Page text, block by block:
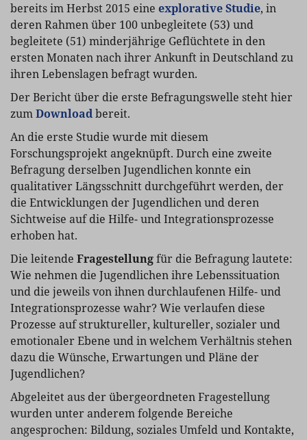
bereits im Herbst 2015 eine explorative Studie, in
deren Rahmen über 100 unbegleitete (53) und
begleitete (51) minderjährige Geflüchtete in den
ersten Monaten nach ihrer Ankunft in Deutschland zu
ihren Lebenslagen befragt wurden.
Der Bericht über die erste Befragungswelle steht hier
zumDownloadbereit.
An die erste Studie wurde mit diesem
Forschungsprojekt angeknüpft. Durch eine zweite
Befragung derselben Jugendlichen konnte ein
qualitativer Längsschnitt durchgeführt werden, der
die Entwicklungen der Jugendlichen und deren
Sichtweise auf die Hilfe- und Integrationsprozesse
erhoben hat.
Die leitende Fragestellungfür die Befragung lautete:
Wie nehmen die Jugendlichen ihre Lebenssituation
und die jeweils von ihnen durchlaufenen Hilfe- und
Integrationsprozesse wahr? Wie verlaufen diese
Prozesse auf struktureller, kultureller, sozialer und
emotionaler Ebene und in welchem Verhältnis stehen
dazu die Wünsche, Erwartungen und Pläne der
Jugendlichen?
Abgeleitet aus der übergeordneten Fragestellung
wurden unter anderem folgende Bereiche
angesprochen: Bildung, soziales Umfeld und Kontakte,